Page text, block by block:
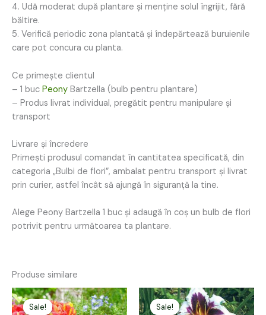
4. Udă moderat după plantare și menține solul îngrijit, fără
băltire.
5. Verifică periodic zona plantată și îndepărtează buruienile
care pot concura cu planta.
Ce primește clientul
– 1 buc Peony Bartzella (bulb pentru plantare)
– Produs livrat individual, pregătit pentru manipulare și
transport
Livrare și încredere
Primești produsul comandat în cantitatea specificată, din
categoria „Bulbi de flori”, ambalat pentru transport și livrat
prin curier, astfel încât să ajungă în siguranță la tine.
Alege Peony Bartzella 1 buc și adaugă în coș un bulb de flori
potrivit pentru următoarea ta plantare.
Produse similare
Sale!
Sale!
Prețul
inițial
a
Prețul
curent
este:
Sale!
Sale!
Prețul
inițial
a
Prețul
curent
este: